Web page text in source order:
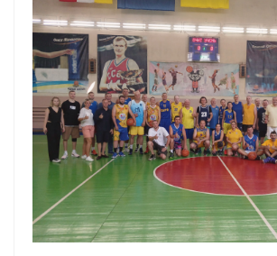
Енергетична підтримка для
Водопостачання в Одесі: нові локації для